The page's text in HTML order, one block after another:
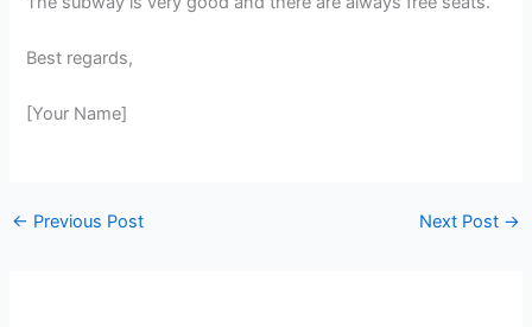
Best regards,
[Your Name]
← Previous Post Next Post →